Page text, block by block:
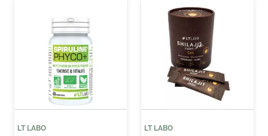
(2 avis)
LT LABO LT LABO
Je consens également à recevoir les offres
promotionnelles. Consultez notre politique de
confidentialité.